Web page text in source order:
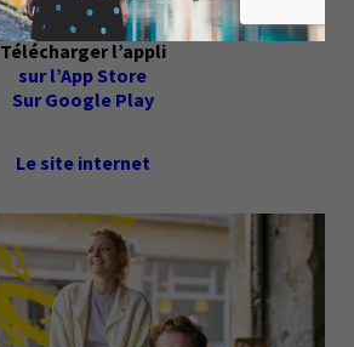
Télécharger l’appli
sur l’App Store
Sur Google Play
Le site internet